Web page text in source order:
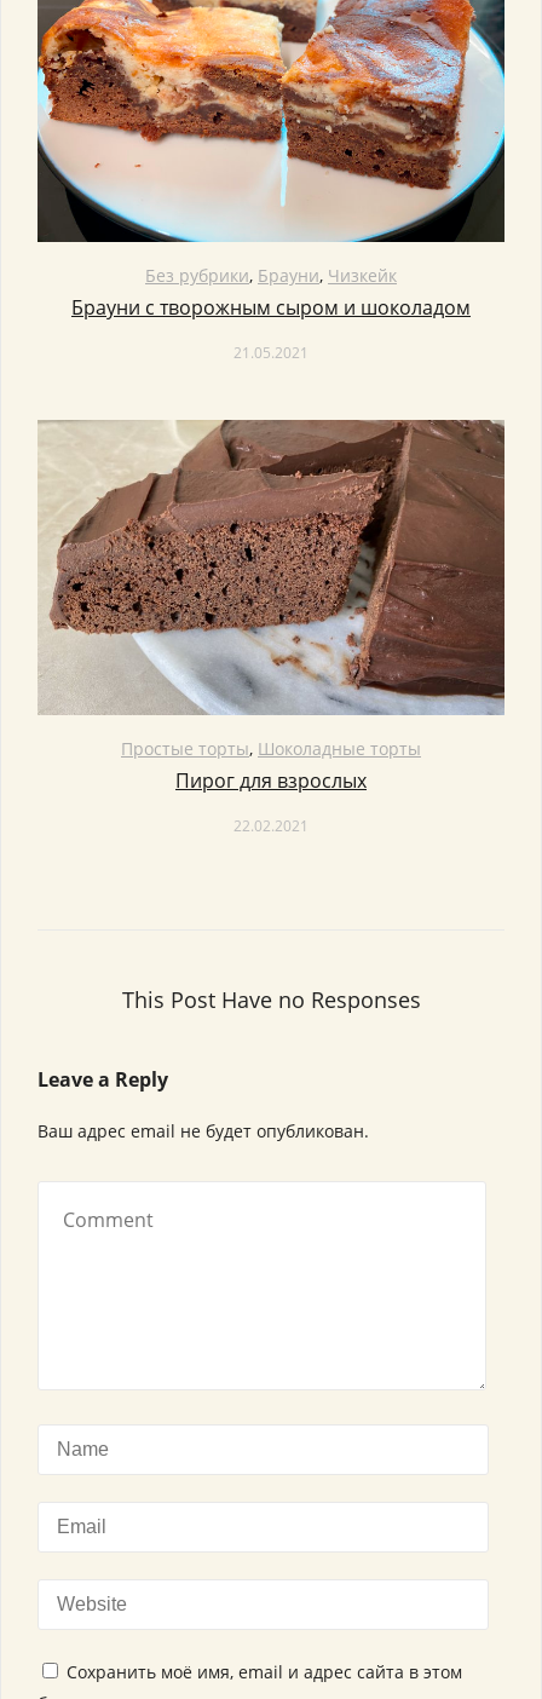
Без рубрики, Брауни, Чизкейк
Брауни с творожным сыром и шоколадом
21.05.2021
Простые торты, Шоколадные торты
Пирог для взрослых
22.02.2021
This Post Have no Responses
Leave a Reply
Ваш адрес email не будет опубликован.
Сохранить моё имя, email и адрес сайта в этом